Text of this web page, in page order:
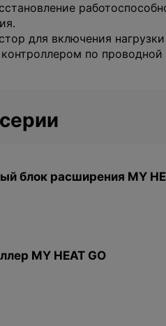
для включения
по проводной
блок расширения MY
MY HEAT GO